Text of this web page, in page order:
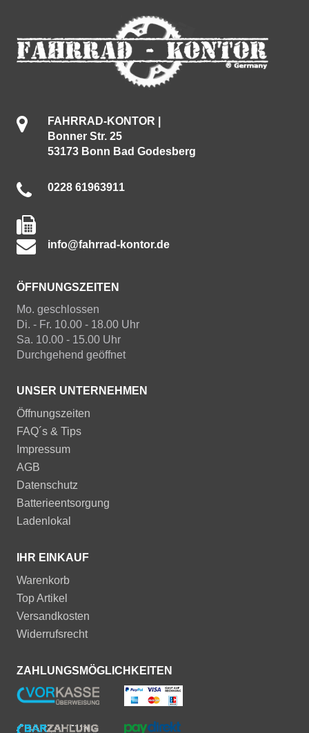
FAHRRAD-KONTOR |
Bonner Str. 25
53173 Bonn Bad Godesberg
0228 61963911
info@fahrrad-kontor.de
ÖFFNUNGSZEITEN
Mo. geschlossen
Di. - Fr. 10.00 - 18.00 Uhr
Sa. 10.00 - 15.00 Uhr
Durchgehend geöffnet
UNSER UNTERNEHMEN
Öffnungszeiten
FAQ´s & Tips
Impressum
AGB
Datenschutz
Batterieentsorgung
Ladenlokal
IHR EINKAUF
Warenkorb
Top Artikel
Versandkosten
Widerrufsrecht
ZAHLUNGSMÖGLICHKEITEN